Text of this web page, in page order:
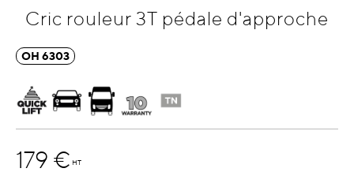
Cric rouleur 3T pédale d'approche
OH 6303
179 € HT
Skip
beginning
the
images